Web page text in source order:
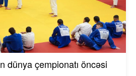
dünya çempionatı öncəsi